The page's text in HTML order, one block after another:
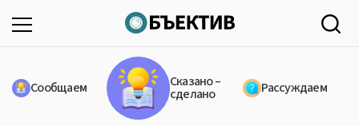
Сообщаем Сказано –
сделано Рассуждаем